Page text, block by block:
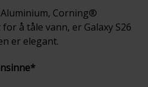
Corning®
å tåle vann, er Galaxy S26
er elegant.